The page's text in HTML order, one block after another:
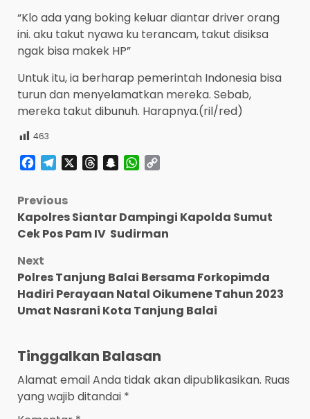
“Klo ada yang boking keluar diantar driver orang
ini. aku takut nyawa ku terancam, takut disiksa
ngak bisa makek HP”
Untuk itu, ia berharap pemerintah Indonesia bisa
turun dan menyelamatkan mereka. Sebab,
mereka takut dibunuh. Harapnya.(ril/red)
463
Facebook
TelegramThreadsSnapchatWhatsApp
Post
navigation
Previous
Kapolres Siantar Dampingi Kapolda Sumut
Cek Pos Pam IV Sudirman
Next
Polres Tanjung Balai Bersama Forkopimda
Hadiri Perayaan Natal Oikumene Tahun 2023
Umat Nasrani Kota Tanjung Balai
Tinggalkan Balasan
Alamat email Anda tidak akan dipublikasikan. Ruas
yang wajib ditandai *